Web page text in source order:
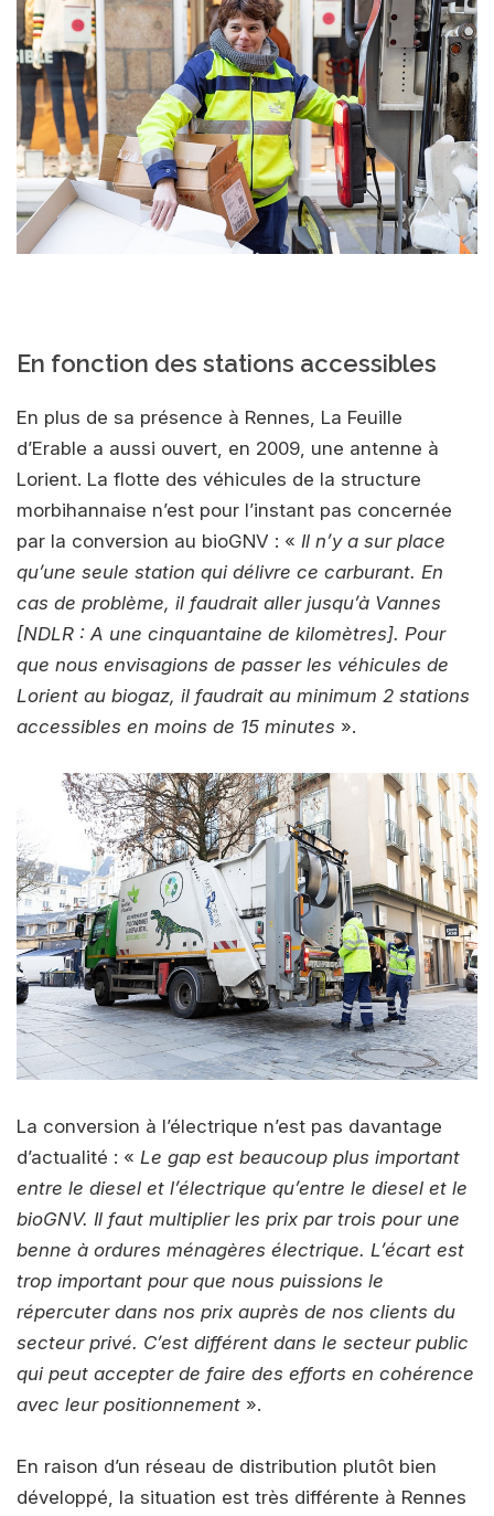
En fonction des stations accessibles
En plus de sa présence à Rennes, La Feuille
d’Erable a aussi ouvert, en 2009, une antenne à
Lorient. La flotte des véhicules de la structure
morbihannaise n’est pour l’instant pas concernée
par la conversion au bioGNV : « Il n’y a sur place
qu’une seule station qui délivre ce carburant. En
cas de problème, il faudrait aller jusqu’à Vannes
[NDLR : A une cinquantaine de kilomètres]. Pour
que nous envisagions de passer les véhicules de
Lorient au biogaz, il faudrait au minimum 2 stations
accessibles en moins de 15 minutes ».
La conversion à l’électrique n’est pas davantage
d’actualité : « Le gap est beaucoup plus important
entre le diesel et l’électrique qu’entre le diesel et le
bioGNV. Il faut multiplier les prix par trois pour une
benne à ordures ménagères électrique. L’écart est
trop important pour que nous puissions le
répercuter dans nos prix auprès de nos clients du
secteur privé. C’est différent dans le secteur public
qui peut accepter de faire des efforts en cohérence
avec leur positionnement ».
En raison d’un réseau de distribution plutôt bien
développé, la situation est très différente à Rennes